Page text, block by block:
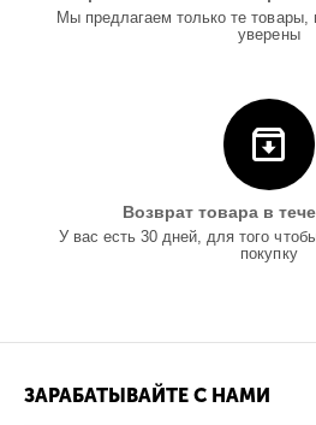
Мы предлагаем только те товары,
уверены
Возврат товара в
У вас есть 30 дней, для того
покупку
ЗАРАБАТЫВАЙТЕ С НАМИ